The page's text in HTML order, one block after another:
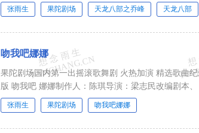
张雨生 果陀剧场 天龙八部之乔峰 天龙八部
吻我吧娜娜
果陀剧场国内第一出摇滚歌舞剧 火热加演 精选歌曲纪念版Live Band Musical 掌声热烈 加演
版 吻我吧 娜娜制作人：陈琪导演：梁志民改编剧本、
张雨生 果陀剧场 吻我吧娜娜